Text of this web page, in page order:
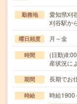
勤務地
愛知県刈
刈谷駅か
曜日頻度 月～金
時間
(日勤
産状況に
期間 長期でお
時給 時給